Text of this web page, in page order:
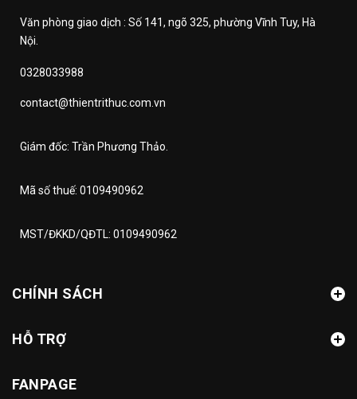
Văn phòng giao dịch : Số 141, ngõ 325, phường Vĩnh Tuy, Hà
Nội.
0328033988
contact@thientrithuc.com.vn
Giám đốc: Trần Phương Thảo.
Mã số thuế: 0109490962
MST/ĐKKD/QĐTL: 0109490962
CHÍNH SÁCH
HỖ TRỢ
FANPAGE